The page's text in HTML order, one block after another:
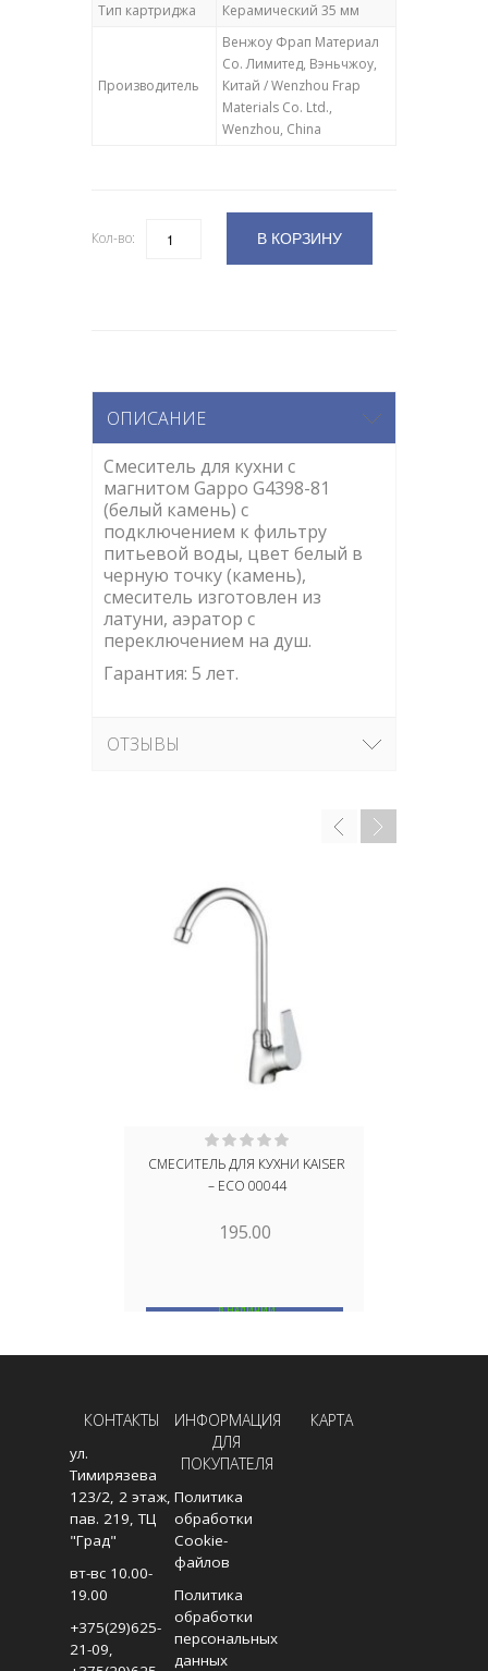
Тип картриджа Керамический 35 мм
Производитель
Венжоу Фрап Материал
Cо. Лимитед, Вэньчжоу,
Китай / Wenzhou Frap
Materials Co. Ltd.,
Wenzhou, China
Кол-во: Количество В КОРЗИНУ
ОПИСАНИЕ
Смеситель для кухни с
магнитом Gappo G4398-81
(белый камень) с
подключением к фильтру
питьевой воды, цвет белый в
черную точку (камень),
смеситель изготовлен из
латуни, аэратор с
переключением на душ.
Гарантия: 5 лет.
ОТЗЫВЫ
СМЕСИТЕЛЬ ДЛЯ КУХНИ KAISER
– ECO 00044
195.00
В НАЛИЧИИ
КОНТАКТЫ
ул.
Тимирязева
123/2, 2 этаж,
пав. 219, ТЦ
"Град"
вт-вс 10.00-
19.00
+375(29)625-
21-09,
ИНФОРМАЦИЯ
ДЛЯ
ПОКУПАТЕЛЯ
Политика
обработки
Cookie-
файлов
Политика
обработки
персональных
данных
КАРТА